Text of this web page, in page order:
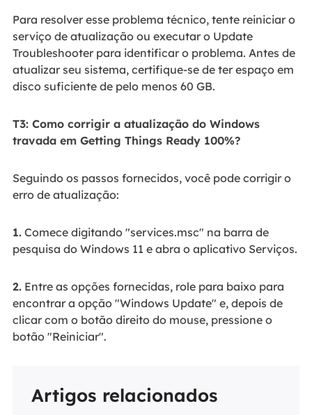
Para resolver esse problema técnico, tente reiniciar o
serviço de atualização ou executar o Update
Troubleshooter para identificar o problema. Antes de
atualizar seu sistema, certifique-se de ter espaço em
disco suficiente de pelo menos 60 GB.
T3: Como corrigir a atualização do Windows
travada em Getting Things Ready 100%?
Seguindo os passos fornecidos, você pode corrigir o
erro de atualização:
1.Comece digitando "services.msc" na barra de
pesquisa do Windows 11 e abra o aplicativo Serviços.
2.Entre as opções fornecidas, role para baixo para
encontrar a opção "Windows Update" e, depois de
clicar com o botão direito do mouse, pressione o
botão "Reiniciar".
Artigos relacionados